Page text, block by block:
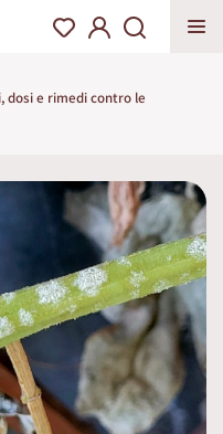
dosi e rimedi contro le